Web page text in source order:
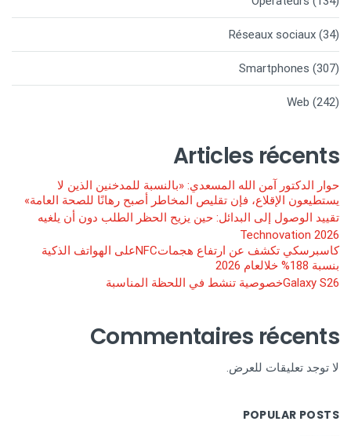
Réseaux sociaux (34)
Smartphones (307)
Web (242)
Articles récents
حوار الدكتور آمن الله المسعدي: «بالنسبة للمدخنين الذين لا
يستطيعون الإقلاع، فإن تقليص المخاطر أصبح رهانًا للصحة العامة»
تقييد الوصول إلى البدائل: حين يزيح الحظر الطلب دون أن يلغيه
Technovation 2026
كاسبرسكي تكشف عن ارتفاع هجماتNFCعلى الهواتف الذكية
بنسبة 188% خلالعام 2026
Galaxy S26خصوصية تنشط في اللحظة المناسبة
Commentaires récents
لا توجد تعليقات للعرض.
POPULAR POSTS